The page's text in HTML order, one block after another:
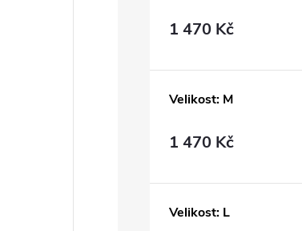
1 470 Kč
Velikost: M
1 470 Kč
Velikost: L